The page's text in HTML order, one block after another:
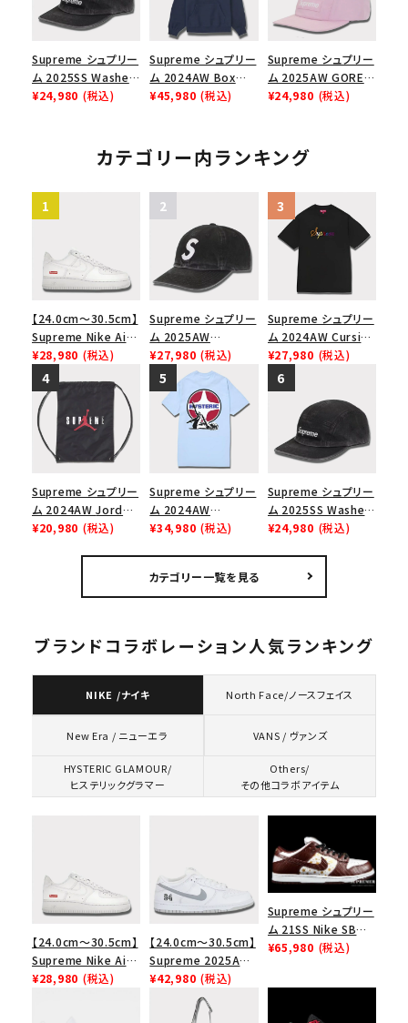
Supreme シュプリー
ム 2025SS Washed
Chino Twill Camp
¥24,980 (税込)
Supreme シュプリー
ム 2024AW Box
Logo Hooded
ネイビー 紺
¥45,980 (税込)
Supreme シュプリー
ム 2025AW GORE-
TEX Zip Pocket
キャンプ キャップ ピ
ンク
¥24,980 (税込)
カテゴリー内ランキング
【24.0cm～30.5cm】
Supreme Nike Air
Force 1 Low シュプ
リーム ナイキエアフォ
ース１スニーカー シ
ューズ ホワイト
¥28,980 (税込)
Supreme シュプリー
ム 2025AW
Pigment Coated
2-Tone S Logo 6-
Panel Cap ピグメン
トコーテッド 2トーン
エスロゴ 6パネルキャ
¥27,980 (税込)
Supreme シュプリー
ム 2024AW Cursive
S/S Top カーシブシ
ョートスリーブトップ
Tシャツ ブラック 黒
¥27,980 (税込)
Supreme シュプリー
ム 2024AW Jordan
Drawstring Bag ジ
¥20,980 (税込)
Supreme シュプリー
ム 2024AW
Hysteric Glamour
プTシャツ パウダーブ
ルー
¥34,980 (税込)
Supreme シュプリー
ム 2025SS Washed
Chino Twill Camp
ブラック 黒
¥24,980 (税込)
カテゴリー一覧を見る
ブランドコラボレーション人気ランキング
NIKE /ナイキ North Face/ノースフェイス
New Era / ニューエラ VANS / ヴァンズ
HYSTERIC GLAMOUR/
ヒステリックグラマー
Others/
その他コラボアイテム
【24.0cm～30.5cm】
Supreme Nike Air
Force 1 Low シュプ
¥28,980 (税込)
【24.0cm～30.5cm】
Supreme 2025AW
Nike SB Dunk Low
ナイキ SB ダンク ロ
ー スニーカー ホワイ
¥42,980 (税込)
Supreme シュプリー
ム 21SS Nike SB
Dunk Low ナイキSB
¥65,980 (税込)